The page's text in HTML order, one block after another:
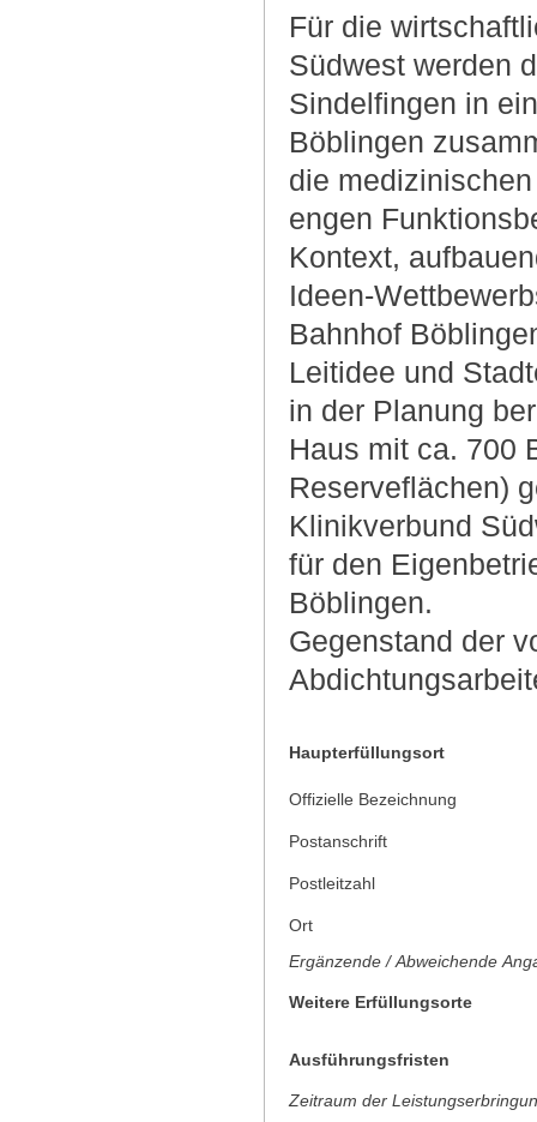
Für die
Südwest werden
Sindelfingen in
Böblingen
die
engen
Kontext,
Ideen-
Bahnhof
Leitidee und
in der Planung
Haus mit ca. 700
Reserveflächen)
Klinikverbund
für den
Böblingen.
Gegenstand der
Haupterfüllungsort
Offizielle Bezeichnung
Postanschrift
Postleitzahl
Ort
Ergänzende / Abweichende
Weitere Erfüllungsorte
Ausführungsfristen
Zeitraum der